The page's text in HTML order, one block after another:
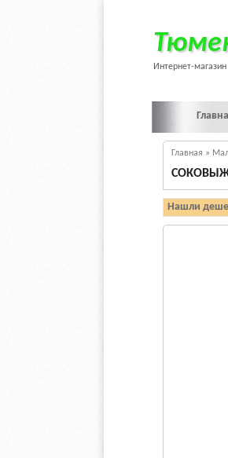
Интернет-магазин
Главная »
Нашли